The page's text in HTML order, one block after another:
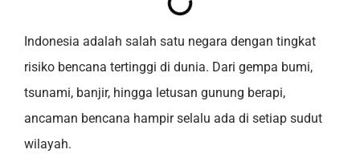
Indonesia adalah salah satu negara dengan tingkat
risiko bencana tertinggi di dunia. Dari gempa bumi,
tsunami, banjir, hingga letusan gunung berapi,
ancaman bencana hampir selalu ada di setiap sudut
wilayah.